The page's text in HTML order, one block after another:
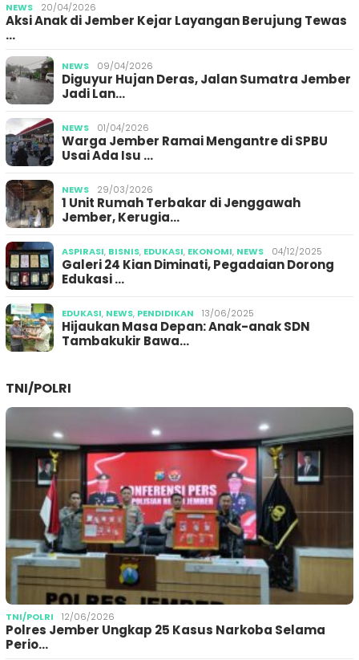
NEWS 20/04/2026
Aksi Anak di Jember Kejar Layangan Berujung Tewas
…
NEWS 09/04/2026
Diguyur Hujan Deras, Jalan Sumatra Jember
Jadi Lan…
NEWS 01/04/2026
Warga Jember Ramai Mengantre di SPBU
Usai Ada Isu …
NEWS 29/03/2026
1 Unit Rumah Terbakar di Jenggawah
Jember, Kerugia…
ASPIRASI, BISNIS, EDUKASI, EKONOMI, NEWS 04/12/2025
Galeri 24 Kian Diminati, Pegadaian Dorong
Edukasi …
EDUKASI, NEWS, PENDIDIKAN 13/06/2025
Hijaukan Masa Depan: Anak-anak SDN
Tambakukir Bawa…
TNI/POLRI
TNI/POLRI 12/06/2026
Polres Jember Ungkap 25 Kasus Narkoba Selama
Perio…